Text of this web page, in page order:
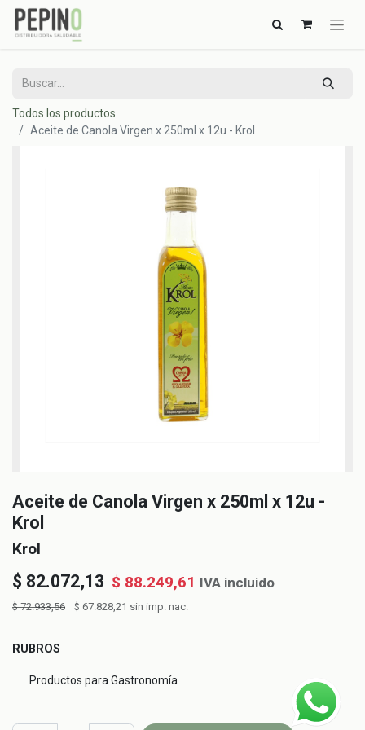
Todos los productos
Aceite de Canola Virgen x 250ml x 12u - Krol
Aceite de Canola Virgen x 250ml x 12u -
Krol
Krol
$ 82.072,13 $88.249,61 IVA incluido
$72.933,56 $ 67.828,21 sin imp. nac.
RUBROS
Productos para Gastronomía